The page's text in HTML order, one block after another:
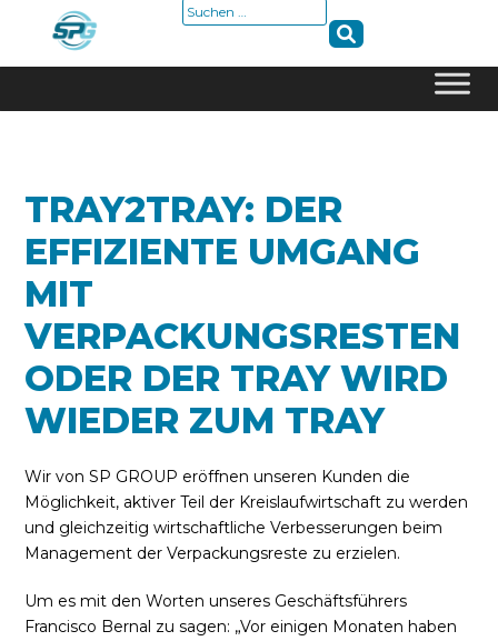
Suche
TRAY2TRAY: DER
EFFIZIENTE UMGANG
MIT
VERPACKUNGSRESTEN
ODER DER TRAY WIRD
WIEDER ZUM TRAY
Wir von SP GROUP eröffnen unseren Kunden die
Möglichkeit, aktiver Teil der Kreislaufwirtschaft zu werden
und gleichzeitig wirtschaftliche Verbesserungen beim
Management der Verpackungsreste zu erzielen.
Um es mit den Worten unseres Geschäftsführers
Francisco Bernal zu sagen: „Vor einigen Monaten haben